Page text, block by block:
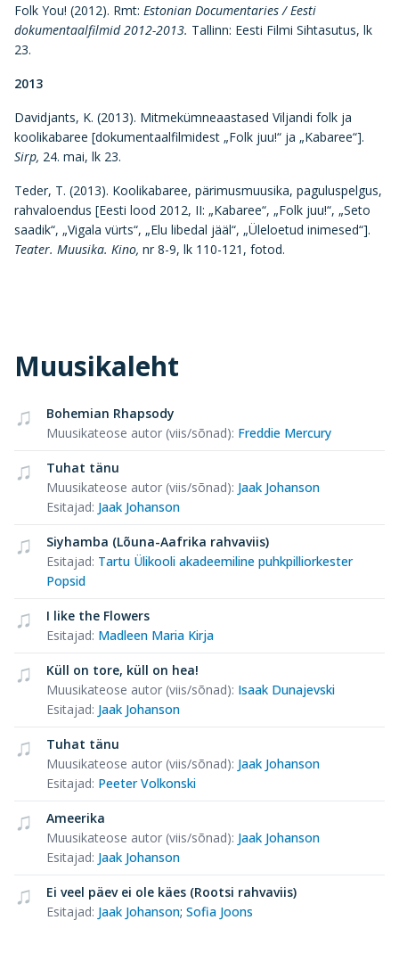
Folk You! (2012). Rmt: Estonian Documentaries / Eesti
dokumentaalfilmid 2012-2013. Tallinn: Eesti Filmi Sihtasutus, lk
23.
2013
Davidjants, K. (2013). Mitmekümneaastased Viljandi folk ja
koolikabaree [dokumentaalfilmidest „Folk juu!“ ja „Kabaree“].
Sirp, 24. mai, lk 23.
Teder, T. (2013). Koolikabaree, pärimusmuusika, paguluspelgus,
rahvaloendus [Eesti lood 2012, II: „Kabaree“, „Folk juu!“, „Seto
saadik“, „Vigala vürts“, „Elu libedal jääl“, „Üleloetud inimesed“].
Teater. Muusika. Kino, nr 8-9, lk 110-121, fotod.
Muusikaleht
Bohemian Rhapsody
Muusikateose autor (viis/sõnad): Freddie Mercury
Tuhat tänu
Muusikateose autor (viis/sõnad): Jaak Johanson
Esitajad: Jaak Johanson
Siyhamba (Lõuna-Aafrika rahvaviis)
Esitajad: Tartu Ülikooli akadeemiline puhkpilliorkester
Popsid
I like the Flowers
Esitajad: Madleen Maria Kirja
Küll on tore, küll on hea!
Muusikateose autor (viis/sõnad): Isaak Dunajevski
Esitajad: Jaak Johanson
Tuhat tänu
Muusikateose autor (viis/sõnad): Jaak Johanson
Esitajad: Peeter Volkonski
Ameerika
Muusikateose autor (viis/sõnad): Jaak Johanson
Esitajad: Jaak Johanson
Ei veel päev ei ole käes (Rootsi rahvaviis)
Esitajad: Jaak Johanson; Sofia Joons